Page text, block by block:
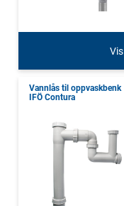
Vis
Vannlås til oppvaskbenk
IFÖ Contura